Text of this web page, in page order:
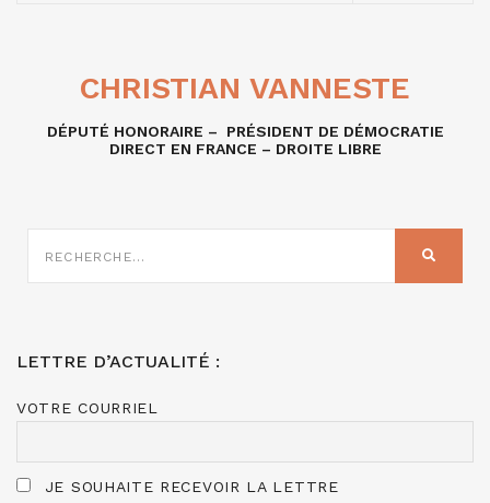
CHRISTIAN VANNESTE
DÉPUTÉ HONORAIRE – PRÉSIDENT DE DÉMOCRATIE
DIRECT EN FRANCE – DROITE LIBRE
SUR
LETTRE D’ACTUALITÉ :
VOTRE COURRIEL
JE SOUHAITE RECEVOIR LA LETTRE